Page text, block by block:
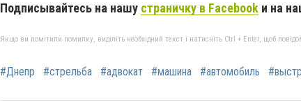
Подписывайтесь на нашу страничку в Facebook и на
Якщо ви помітили помилку, виділіть необхідний текст і натисніть Ctrl + Enter, щоб
#Днепр #стрельба #адвокат #машина #автомобиль